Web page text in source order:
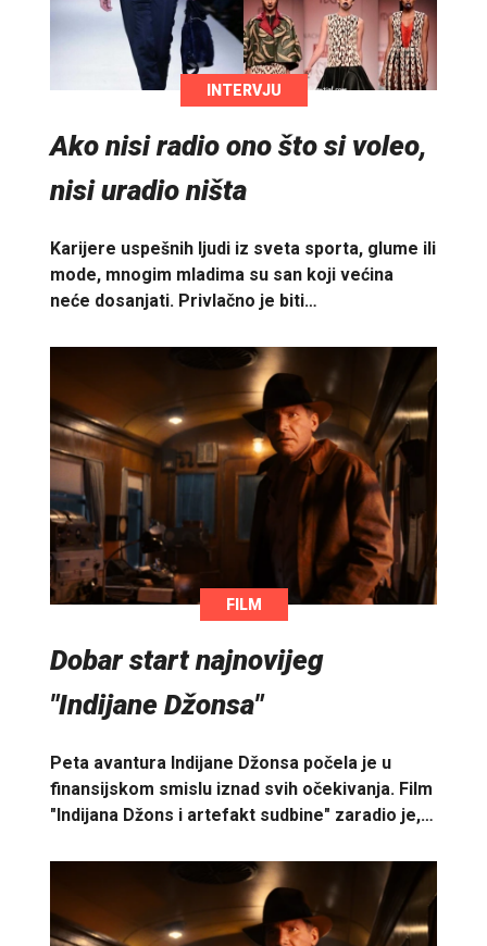
INTERVJU
Ako nisi radio ono što si voleo,
nisi uradio ništa
Karijere uspešnih ljudi iz sveta sporta, glume ili
mode, mnogim mladima su san koji većina
neće dosanjati. Privlačno je biti…
FILM
Dobar start najnovijeg
"Indijane Džonsa"
Peta avantura Indijane Džonsa počela je u
finansijskom smislu iznad svih očekivanja. Film
"Indijana Džons i artefakt sudbine" zaradio je,…